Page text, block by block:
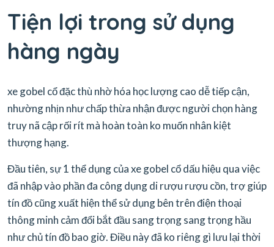
Tiện lợi trong sử dụng
hàng ngày
xe gobel cổ đặc thù nhờ hóa học lượng cao dễ tiếp cận,
nhường nhịn như chấp thừa nhận được người chọn hàng
truy nã cập rối rít mà hoàn toàn ko muốn nhân kiệt
thượng hạng.
Đầu tiên, sự 1 thể dụng của xe gobel cổ dấu hiệu qua việc
đã nhập vào phần đa công dụng di rượu rượu cồn, trợ giúp
tín đồ cũng xuất hiện thể sử dụng bên trên điện thoại
thông minh cảm đổi bắt đầu sang trọng sang trọng hầu
như chủ tín đồ bao giờ. Điều này đã ko riêng gì lưu lại thời